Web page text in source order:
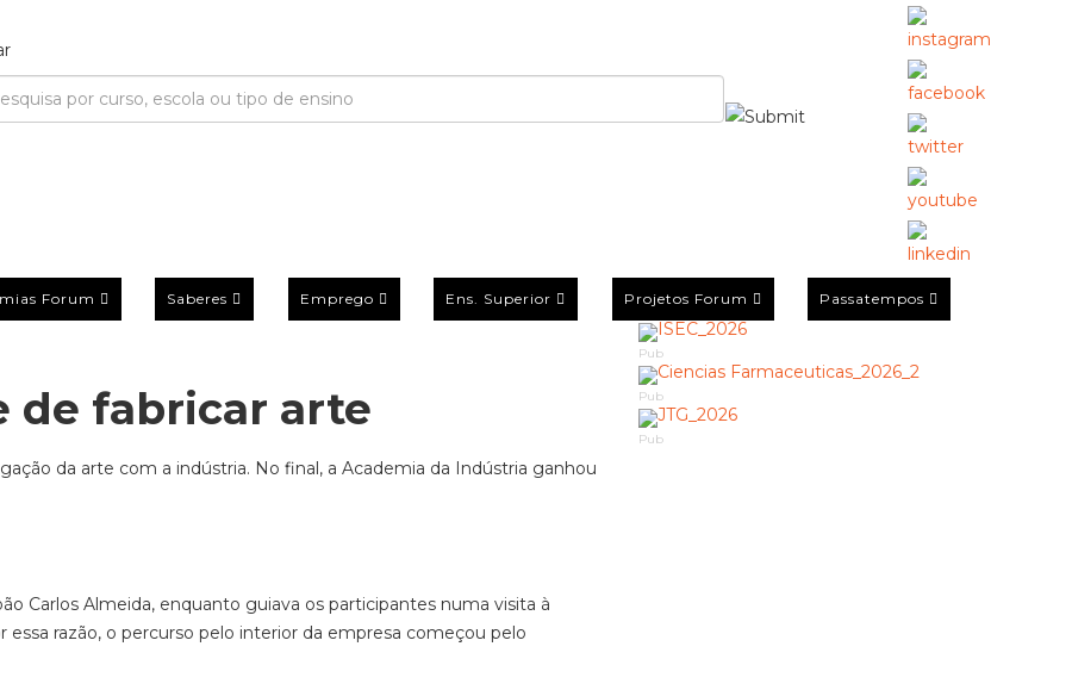
Forum Saberes Emprego Ens. Superior Projetos Forum Passatempos
de fabricar arte
da arte com a indústria. No final, a Academia da Indústria ganhou
Carlos Almeida, enquanto guiava os participantes numa visita à
essa razão, o percurso pelo interior da empresa começou pelo
Pub
Pub
Pub